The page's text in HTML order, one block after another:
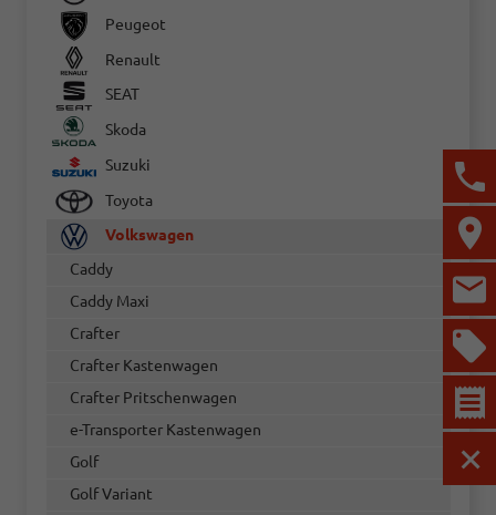
Peugeot
Renault
SEAT
Skoda
Suzuki
Toyota
Volkswagen
Caddy
Caddy Maxi
Crafter
Crafter Kastenwagen
Crafter Pritschenwagen
e-Transporter Kastenwagen
Golf
Golf Variant